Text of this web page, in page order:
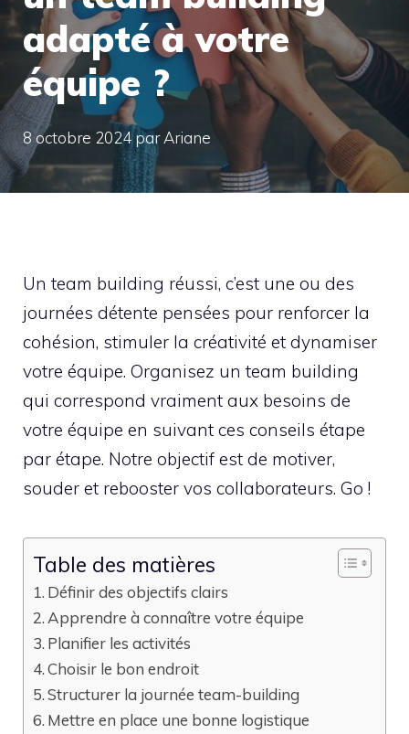
adapté à votre
équipe ?
8 octobre 2024parAriane
Un team building réussi, c’est une ou des
journées détente pensées pour renforcer la
cohésion, stimuler la créativité et dynamiser
votre équipe. Organisez un team building
qui correspond vraiment aux besoins de
votre équipe en suivant ces conseils étape
par étape. Notre objectif est de motiver,
souder et rebooster vos collaborateurs. Go !
Table des matières
Définir des objectifs clairs
Apprendre à connaître votre équipe
Planifier les activités
Choisir le bon endroit
Structurer la journée team-building
Mettre en place une bonne logistique